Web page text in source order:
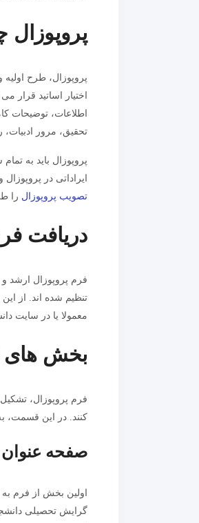
پروپوزال، طرح
اختیار اساتید قرار
اطلاعات، توضیحات
تحقیق، مرور
پروپوزال باید به
ایراداتی در
تصویب پروپوزال را
دریافت
فرم پروپوزال ارشد
تنظیم شده اند. از
معمولا یا در سایت
بخش های
فرم پروپوزال،
کنند. در این قسمت،
صفحه عنوان
اولین بخش از فرم
گرایش تحصیلی